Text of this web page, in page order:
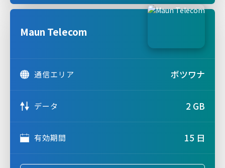
Maun Telecom
通信エリア ボツワナ
データ 2 GB
有効期間 15 日